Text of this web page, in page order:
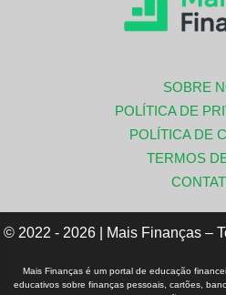
SOBRE
POLÍTICA DE
POLÍTICA DE
TERMOS
© 2022 - 2026 | Mais Finanças –
Mais Finanças é um portal de educação
educativos sobre finanças pessoais, cartões,